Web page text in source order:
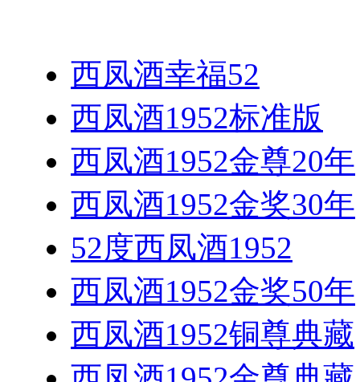
西凤酒幸福52
西凤酒1952标准版
西凤酒1952金尊20年
西凤酒1952金奖30年
52度西凤酒1952
西凤酒1952金奖50年
西凤酒1952铜尊典藏